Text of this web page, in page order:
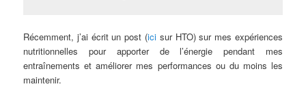
Récemment, j’ai écrit un post (ici sur HTO) sur mes expériences
nutritionnelles pour apporter de l’énergie pendant mes
entraînements et améliorer mes performances ou du moins les
maintenir.